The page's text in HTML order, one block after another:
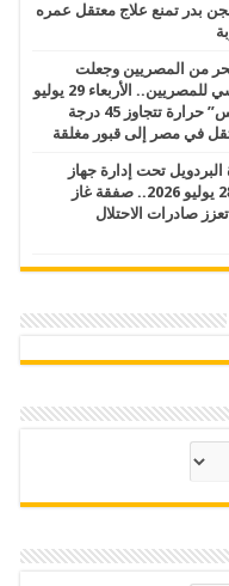
إدارة سجن بدر تمنع علاج معتقل عمره
من المصريين وجعلت
مراسي للإماراتيين ومآسي للمصريين.. الأربعاء 29 يوليو
2026.. “حملة عايز أتنفس” حرارة تتجاوز 45 درجة
تحت إدارة جهاز
مستقبل مصر.. الثلاثاء 28 يوليو 2026.. صفقة غاز
دولار تعزز صادرات الاحتلال